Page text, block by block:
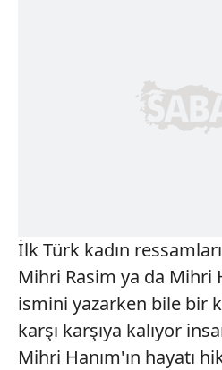
İlk Türk kadın
Mihri Rasim ya da Mihri
ismini yazarken bile bir
karşı karşıya kalıyor
Mihri Hanım'ın hayatı